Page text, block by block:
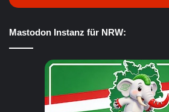
Mastodon Instanz für NRW: